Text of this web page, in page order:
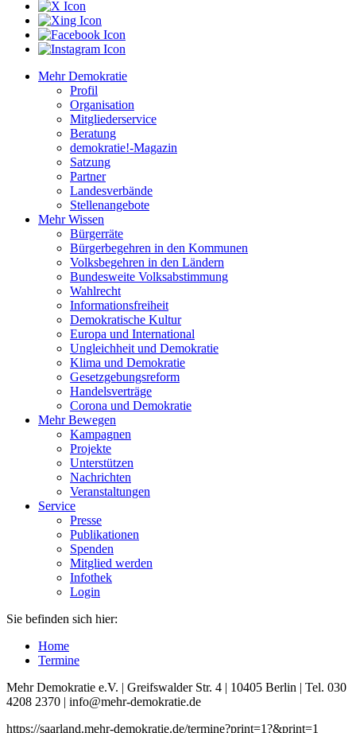
Mehr Demokratie
Profil
Organisation
Mitgliederservice
Beratung
demokratie!-Magazin
Satzung
Partner
Landesverbände
Stellenangebote
Mehr Wissen
Bürgerräte
Bürgerbegehren in den Kommunen
Volksbegehren in den Ländern
Bundesweite Volksabstimmung
Wahlrecht
Informationsfreiheit
Demokratische Kultur
Europa und International
Ungleichheit und Demokratie
Klima und Demokratie
Gesetzgebungsreform
Handelsverträge
Corona und Demokratie
Mehr Bewegen
Kampagnen
Projekte
Unterstützen
Nachrichten
Veranstaltungen
Service
Presse
Publikationen
Spenden
Mitglied werden
Infothek
Login
Sie befinden sich hier:
Home
Termine
Mehr Demokratie e.V. | Greifswalder Str. 4 | 10405 Berlin | Tel. 030
4208 2370 | info@mehr-demokratie.de
https://saarland.mehr-demokratie.de/termine?print=1?&print=1